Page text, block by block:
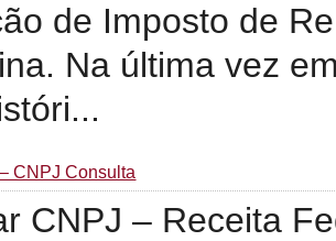
de Imposto de
Na última vez
CNPJ Consulta
CNPJ – Receita